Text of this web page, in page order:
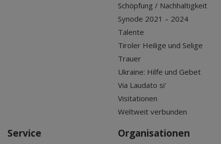
Schöpfung / Nachhaltigkeit
Synode 2021 – 2024
Talente
Tiroler Heilige und Selige
Trauer
Ukraine: Hilfe und Gebet
Via Laudato si'
Visitationen
Weltweit verbunden
Service
Organisationen